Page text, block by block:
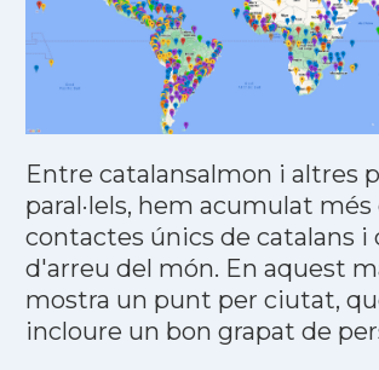
Entre catalansalmon i altres
paral·lels, hem acumulat
contactes únics de catalans i
d'arreu del món. En aquest
mostra un punt per ciutat,
incloure un bon grapat de